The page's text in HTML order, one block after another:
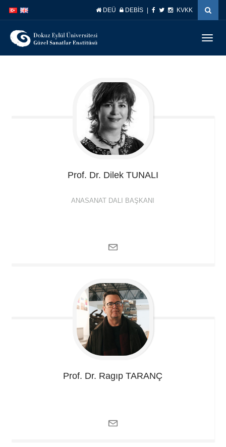
atla
atla
DEÜ DEBİS KVKK
Prof. Dr. Dilek TUNALI
ANASANAT DALI BAŞKANI
Prof. Dr. Ragıp TARANÇ